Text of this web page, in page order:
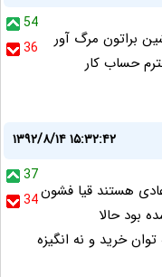
54
36
براتون مرگ آور
حساب کار
۱۳۹۲/۸/۱۴ ۱۵:۳۲:۴۲
37
34هستند قیا فشون
بود حالا
خرید و نه انگیزه